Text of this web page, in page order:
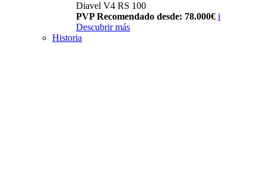
Diavel V4 RS 100
PVP Recomendado desde: 78.000€ i
Descubrir más
Historia